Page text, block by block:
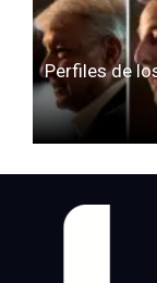
Perfiles de